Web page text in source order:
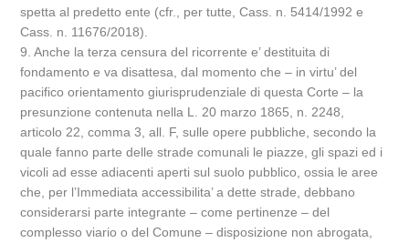
spetta al predetto ente (cfr., per tutte, Cass. n. 5414/1992 e
Cass. n. 11676/2018).
9. Anche la terza censura del ricorrente e’ destituita di
fondamento e va disattesa, dal momento che – in virtu’ del
pacifico orientamento giurisprudenziale di questa Corte – la
presunzione contenuta nella L. 20 marzo 1865, n. 2248,
articolo 22, comma 3, all. F, sulle opere pubbliche, secondo la
quale fanno parte delle strade comunali le piazze, gli spazi ed i
vicoli ad esse adiacenti aperti sul suolo pubblico, ossia le aree
che, per l’Immediata accessibilita’ a dette strade, debbano
considerarsi parte integrante – come pertinenze – del
complesso viario o del Comune – disposizione non abrogata,